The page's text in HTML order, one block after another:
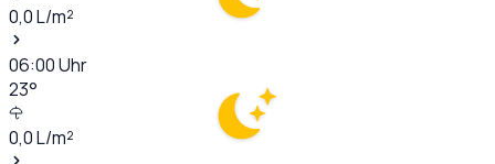
0,0L/m²
06:00Uhr
23°
0,0L/m²